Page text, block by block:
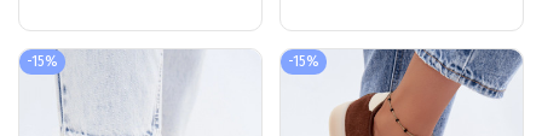
-15% -15%